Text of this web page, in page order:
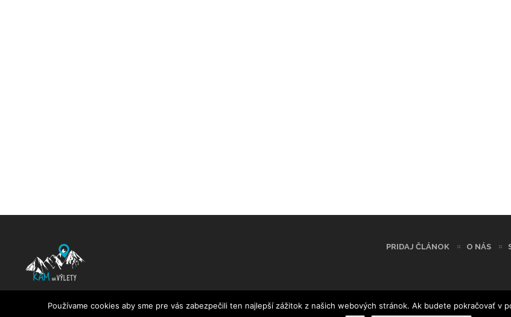
KamNaVylety.sk © 2016 - 2025 All Rights Reserved
PRIDAJ ČLÁNOK O NÁS
Používame cookies aby sme pre vás zabezpečili ten najlepší zážitok z našich webových stránok. Ak budete pokračovať